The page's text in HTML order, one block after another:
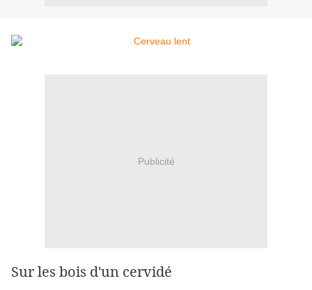
Publicité
Sur les bois d'un cervidé